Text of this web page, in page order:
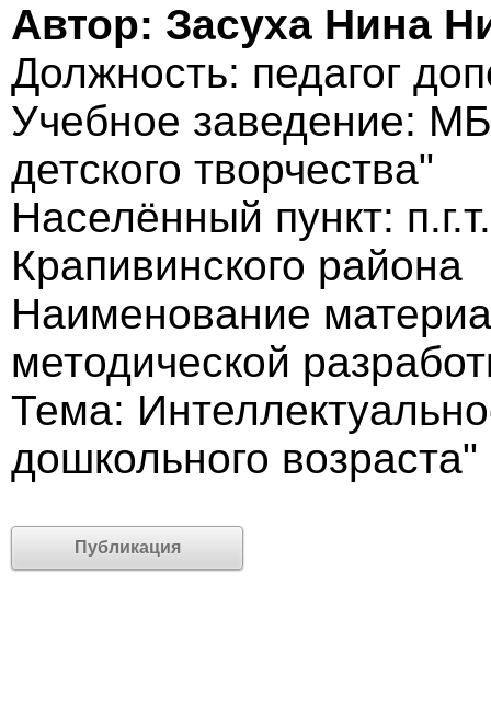
Автор: Засуха Нина
Должность: педагог
Учебное заведение:
детского творчества"
Населённый пункт:
Крапивинского района
Наименование
методической
Тема:
дошкольного возраста"
Публикация